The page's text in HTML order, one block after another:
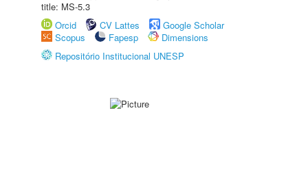
title: MS-5.3
Orcid
CV Lattes
Google Scholar
Scopus
Fapesp
Dimensions
Repositório Institucional UNESP